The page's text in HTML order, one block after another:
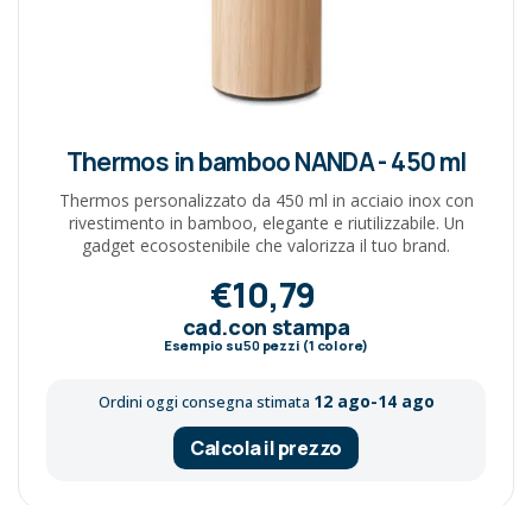
Thermos in bamboo NANDA - 450 ml
Thermos personalizzato da 450 ml in acciaio inox con
rivestimento in bamboo, elegante e riutilizzabile. Un
gadget ecosostenibile che valorizza il tuo brand.
€10,79
cad.con stampa
Esempio su50pezzi (1 colore)
Ordini oggi consegna stimata 12 ago-14 ago
Calcola il prezzo